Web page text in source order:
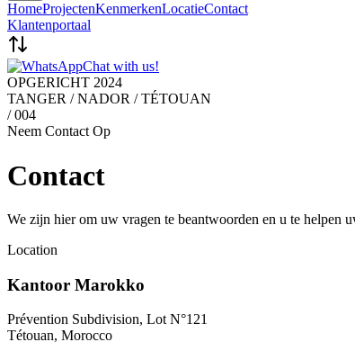
HomeProjectenKenmerkenLocatieContact
Klantenportaal
Chat with us!
OPGERICHT 2024
TANGER / NADOR / TÉTOUAN
/ 004
Neem Contact Op
Contact
We zijn hier om uw vragen te beantwoorden en u te helpen
Location
Kantoor Marokko
Prévention Subdivision, Lot N°121
Tétouan, Morocco